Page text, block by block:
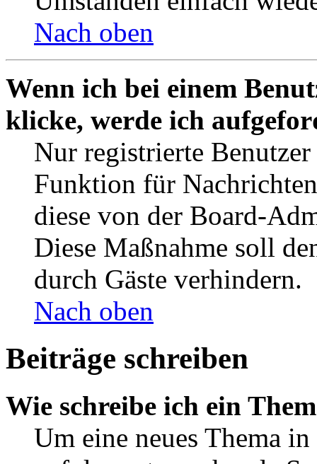
Nach oben
Wenn ich bei einem
klicke, werde ich
Nur registrierte
Funktion für
diese von der Board-
Diese Maßnahme soll
durch Gäste verhindern.
Nach oben
Beiträge schreiben
Wie schreibe ich ein
Um eine neues Thema